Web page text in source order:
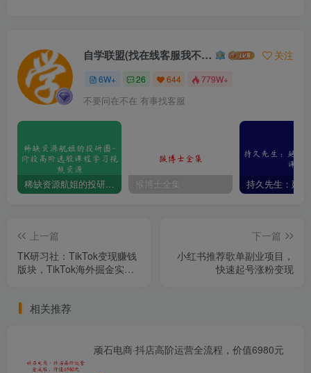
自学联盟(找在线客服我不回信息的) 关注
6W+ 26 644 779W+
不要问在不在 有事找客服
稀缺资源航姐的投研圈-价投高阶选股课程学习视频资源 猴博士全集
上一篇
TK研习社：TikTok变现赚钱
版块，TikTok海外掘金实操
下一篇
小红书推荐歌单副业项目，
快速起号涨粉变现
相关推荐
顽石电商·抖店高阶运营全流程，价值6980元